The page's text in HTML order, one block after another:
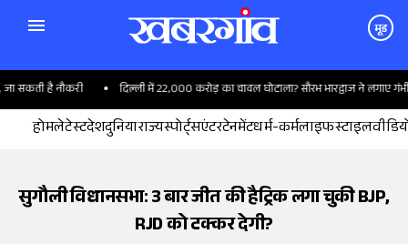
मूड
है नौकरी दिल्ली में 22,000 करोड़ का चावल घोटाला? सौरभ भारद्वाज ने लगाए गंभीर
होमलेटेस्टदेशदुनियाराज्यस्पोर्ट्सएंटरटेनमेंटधर्म-कर्मलाइफस्टाइल
सुगौली विधानसभा: 3 बार जीत की हैट्रिक लगा चुकी BJP,
RJD को टक्कर देगी?